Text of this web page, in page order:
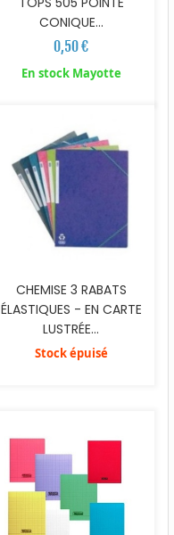
CONIQUE...
0,50 €
En stock Mayotte
CHEMISE 3 RABATS
ÉLASTIQUES - EN CARTE
LUSTRÉE...
Stock épuisé